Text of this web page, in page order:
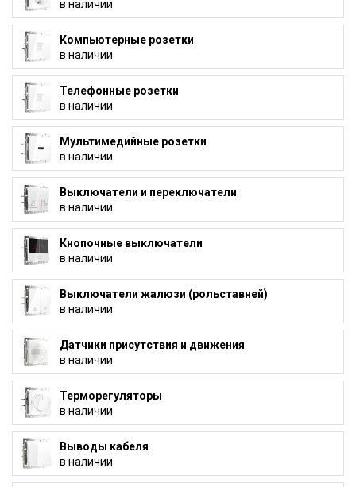
в наличии
Компьютерные розетки
в наличии
Телефонные розетки
в наличии
Мультимедийные розетки
в наличии
Выключатели и переключатели
в наличии
Кнопочные выключатели
в наличии
Выключатели жалюзи (рольставней)
в наличии
Датчики присутствия и движения
в наличии
Терморегуляторы
в наличии
Выводы кабеля
в наличии